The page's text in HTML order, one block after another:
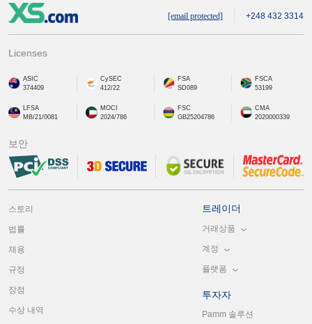
[email protected] +248 432 3314
Licenses
ASIC
374409
CySEC
412/22
FSA
SD089
FSCA
53199
LFSA
MB/21/0081
MOCI
2024/786
FSC
GB25204786
CMA
2020000339
보안
스토리
법률
채용
규정
장점
수상 내역
트레이더
거래상품
계정
플랫폼
투자자
Pamm 솔루션